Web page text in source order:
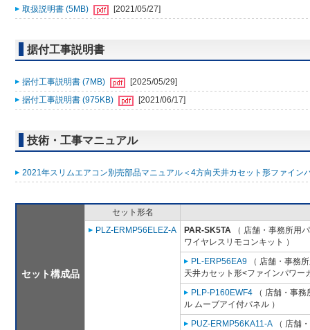
取扱説明書 (5MB) [2021/05/27]
据付工事説明書
据付工事説明書 (7MB)
[2025/05/29]
据付工事説明書 (975KB)
[2021/06/17]
技術・工事マニュアル
2021年スリムエアコン別売部品マニュアル＜4方向天井カセット形ファイン
セット構成品
セット形名
PLZ-ERMP56ELEZ-A
PAR-SK5TA （ 店舗・事務所用
ワイヤレスリモコンキット ）
PL-ERP56EA9 （ 店舗・事務
天井カセット形<ファインパワー
PLP-P160EWF4 （ 店舗・事
ル ムーブアイ付パネル ）
PUZ-ERMP56KA11-A （ 店舗